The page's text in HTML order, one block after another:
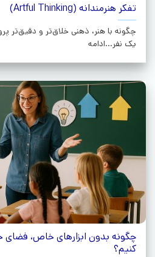
تفکر هنرمندانه (Artful Thinking)
چگونه با هنر، ذهنی خلاق‌تر و دقیق‌تر
یک نفر...ادامه
چگونه بدون ابزارهای خاص،
کنیم؟